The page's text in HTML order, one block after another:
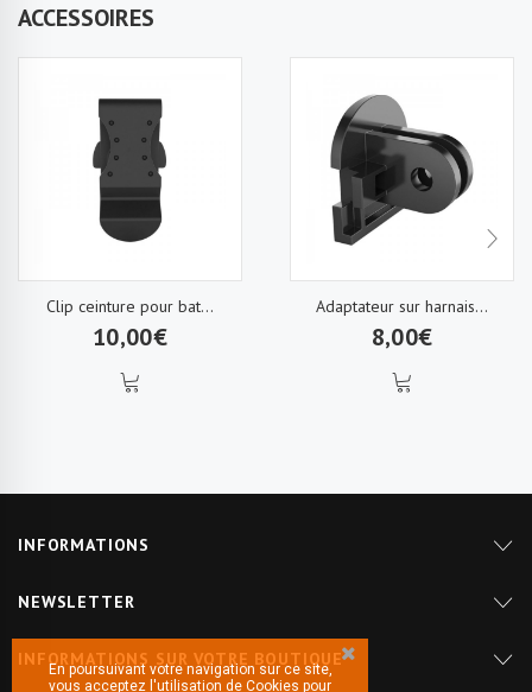
ACCESSOIRES
Clip ceinture pour bat...
10,00€
Adaptateur sur harnais...
8,00€
INFORMATIONS
NEWSLETTER
INFORMATIONS SUR VOTRE BOUTIQUE
En poursuivant votre navigation sur ce site,
vous acceptez l'utilisation de Cookies pour